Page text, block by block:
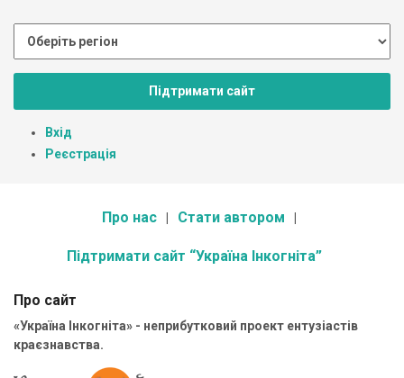
Підтримати сайт
Вхід
Реєстрація
Про нас Стати автором
Підтримати сайт “Україна Інкогніта”
Про сайт
«Україна Інкогніта» - неприбутковий проект ентузіастів
краєзнавства.